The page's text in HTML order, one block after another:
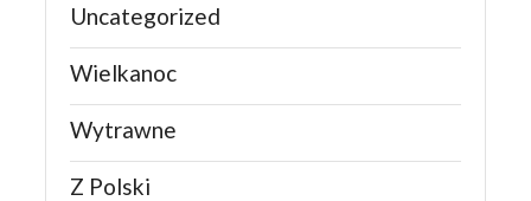
Uncategorized
Wielkanoc
Wytrawne
Z Polski